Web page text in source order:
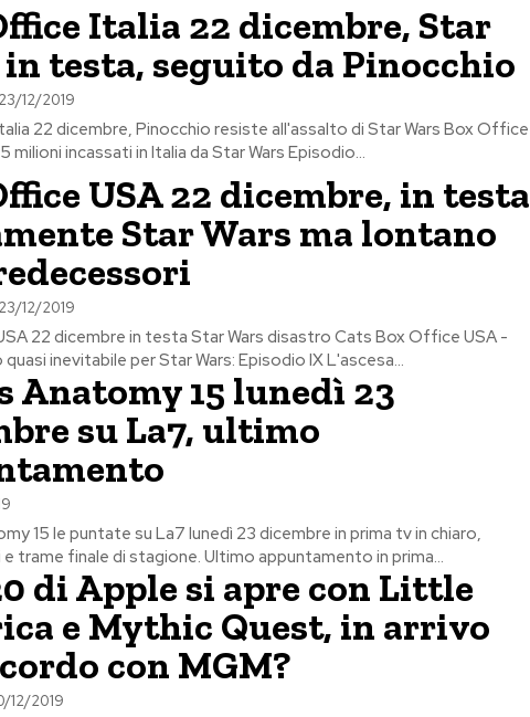
Italia 22 dicembre, Star
testa, seguito da Pinocchio
23/12/2019
22 dicembre, Pinocchio resiste all'assalto di Star Wars Box Office
milioni incassati in Italia da Star Wars Episodio...
USA 22 dicembre, in testa
Star Wars ma lontano
23/12/2019
22 dicembre in testa Star Wars disastro Cats Box Office USA -
inevitabile per Star Wars: Episodio IX L'ascesa...
Anatomy 15 lunedì 23
su La7, ultimo
15 le puntate su La7 lunedì 23 dicembre in prima tv in chiaro,
trame finale di stagione. Ultimo appuntamento in prima...
di Apple si apre con Little
e Mythic Quest, in arrivo
con MGM?
12/2019